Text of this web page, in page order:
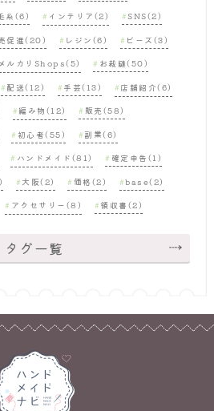
糸(6) インテリア(2) SNS(2)
促進(20) レジン(6) ビーズ(3)
メルカリShops(5) お裁縫(50)
配送(12) 手芸(13) 店舗紹介(6)
編み物(12) 販売(58)
初心者(55) 副業(6)
ハンドメイド(81) 確定申告(1)
大阪(2) 価格(2) base(2)
アクセサリー(8) 領収書(2)
タグ一覧